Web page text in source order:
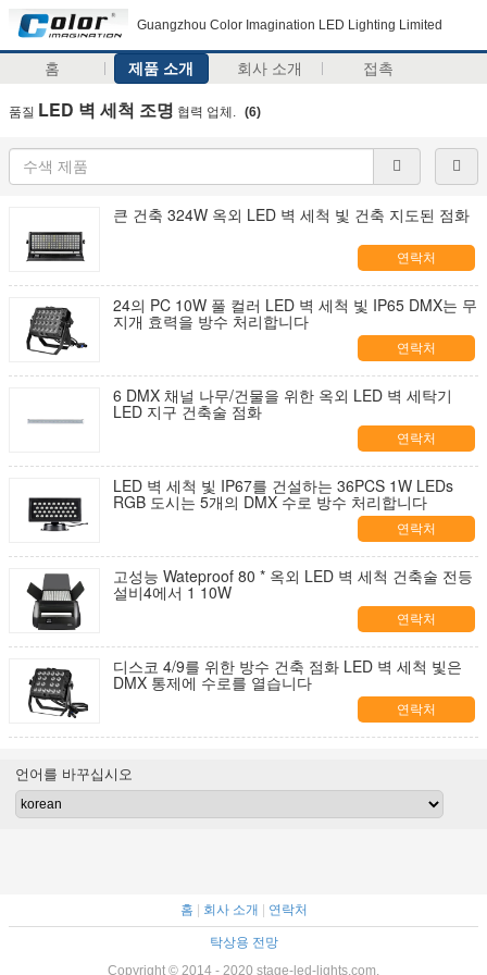
Guangzhou Color Imagination LED Lighting Limited
홈 제품 소개 회사 소개 접촉
품질 LED 벽 세척 조명 협력 업체. (6)
큰 건축 324W 옥외 LED 벽 세척 빛 건축 지도된 점화
연락처
24의 PC 10W 풀 컬러 LED 벽 세척 빛 IP65 DMX는 무
지개 효력을 방수 처리합니다
연락처
6 DMX 채널 나무/건물을 위한 옥외 LED 벽 세탁기
LED 지구 건축술 점화
연락처
LED 벽 세척 빛 IP67를 건설하는 36PCS 1W LEDs
RGB 도시는 5개의 DMX 수로 방수 처리합니다
연락처
고성능 Wateproof 80 * 옥외 LED 벽 세척 건축술 전등
설비4에서 1 10W
연락처
디스코 4/9를 위한 방수 건축 점화 LED 벽 세척 빛은
DMX 통제에 수로를 열습니다
연락처
언어를 바꾸십시오
홈 회사 소개 연락처
탁상용 전망
Copyright © 2014 - 2020 stage-led-lights.com.